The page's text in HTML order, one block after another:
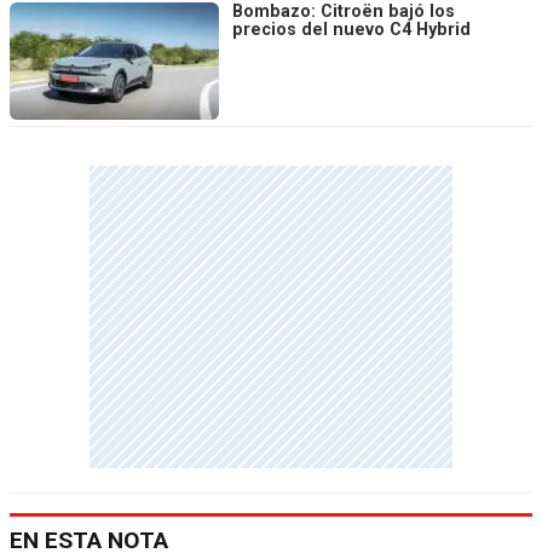
Bombazo: Citroën bajó los
precios del nuevo C4 Hybrid
EN ESTA NOTA